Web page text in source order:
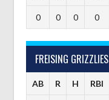
0 0 0 0
FREISING GRIZZLIES
AB R H RBI